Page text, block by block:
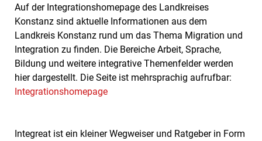
Auf der Integrationshomepage des Landkreises
Konstanz sind aktuelle Informationen aus dem
Landkreis Konstanz rund um das Thema Migration und
Integration zu finden. Die Bereiche Arbeit, Sprache,
Bildung und weitere integrative Themenfelder werden
hier dargestellt. Die Seite ist mehrsprachig aufrufbar:
Integrationshomepage
Integreat ist ein kleiner Wegweiser und Ratgeber in Form